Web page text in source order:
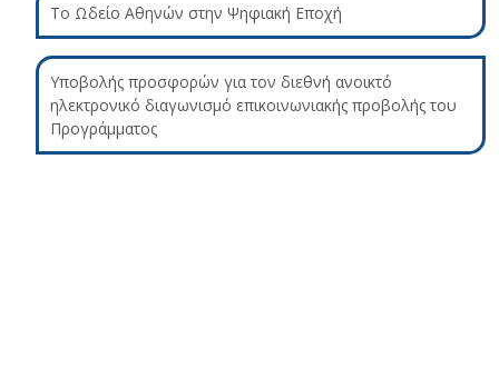
Το Ωδείο Αθηνών στην Ψηφιακή Εποχή
Υποβολής προσφορών για τον διεθνή ανοικτό
ηλεκτρονικό διαγωνισμό επικοινωνιακής προβολής του
Προγράμματος